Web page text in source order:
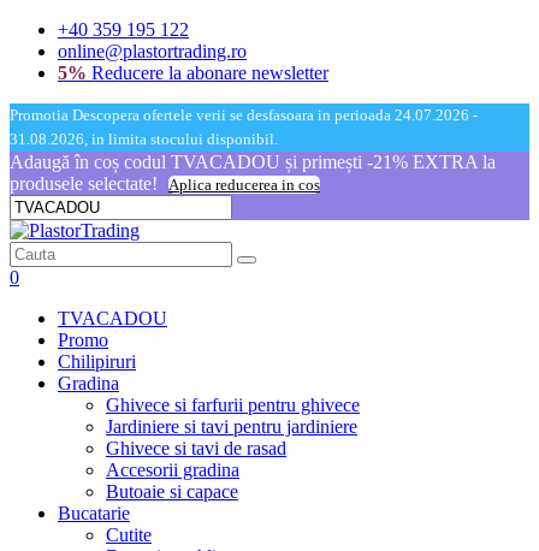
+40 359 195 122
online@plastortrading.ro
5% Reducere la abonare newsletter
Promotia Descopera ofertele verii se desfasoara in perioada 24.07.2026 -
31.08.2026, in limita stocului disponibil.
Adaugă în coș codul TVACADOU și primești -21% EXTRA la
produsele selectate!
Aplica reducerea in cos
0
TVACADOU
Promo
Chilipiruri
Gradina
Ghivece si farfurii pentru ghivece
Jardiniere si tavi pentru jardiniere
Ghivece si tavi de rasad
Accesorii gradina
Butoaie si capace
Bucatarie
Cutite